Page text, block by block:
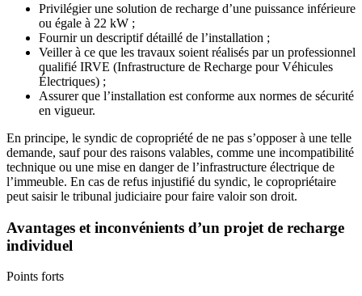
Privilégier une solution de recharge d’une puissance inférieure
ou égale à 22 kW ;
Fournir un descriptif détaillé de l’installation ;
Veiller à ce que les travaux soient réalisés par un professionnel
qualifié IRVE (Infrastructure de Recharge pour Véhicules
Électriques) ;
Assurer que l’installation est conforme aux normes de sécurité
en vigueur.
En principe, le syndic de copropriété de ne pas s’opposer à une telle
demande, sauf pour des raisons valables, comme une incompatibilité
technique ou une mise en danger de l’infrastructure électrique de
l’immeuble. En cas de refus injustifié du syndic, le copropriétaire
peut saisir le tribunal judiciaire pour faire valoir son droit.
Avantages et inconvénients d’un projet de recharge
individuel
Points forts